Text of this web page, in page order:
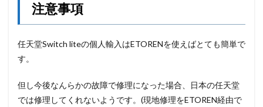
注意事項
任天堂Switch liteの個人輸入はETORENを使えばとても簡単で
す。
但し今後なんらかの故障で修理になった場合、日本の任天堂
では修理してくれないようです。(現地修理をETOREN経由で